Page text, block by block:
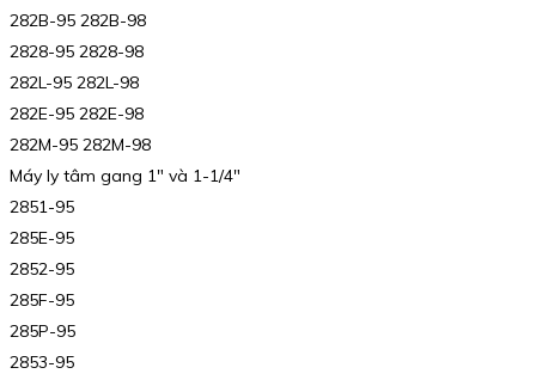
282B-95 282B-98
2828-95 2828-98
282L-95 282L-98
282E-95 282E-98
282M-95 282M-98
Máy ly tâm gang 1″ và 1-1/4″
2851-95
285E-95
2852-95
285F-95
285P-95
2853-95